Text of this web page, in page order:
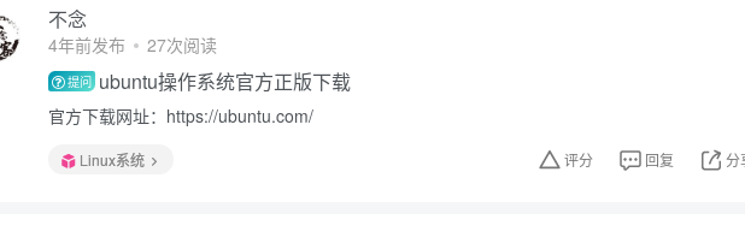
不念
4年前发布 27次阅读
提问 ubuntu操作系统官方正版下载
官方下载网址：https://ubuntu.com/
Linux系统 评分 回复 分